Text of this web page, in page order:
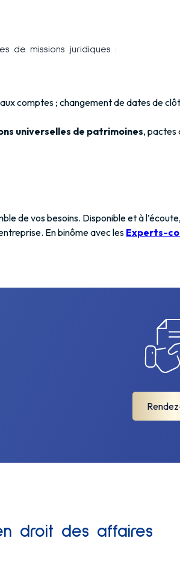
de missions juridiques :
comptes ; changement de dates de
universelles de patrimoines, pactes
de vos besoins. Disponible et à
En binôme avec les Experts-
droit des affaires